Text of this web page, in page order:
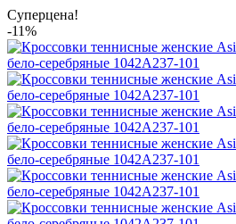
Суперцена!
-11%